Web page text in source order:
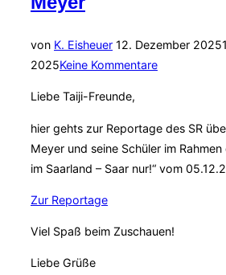
von K. EisheuerVeröffentlicht
am
12. Dezember 2025
2025Keine Kommentare
Liebe Taiji-Freunde,
hier gehts zur Reportage des SR
Meyer und seine Schüler im Rahmen
im Saarland – Saar nur!“ vom
Zur Reportage
Viel Spaß beim Zuschauen!
Liebe Grüße